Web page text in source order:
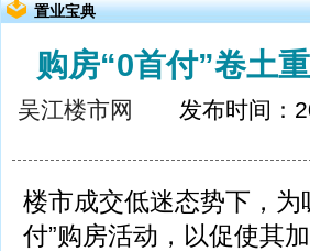
置业宝典
购房“0首付”卷土
吴江楼市网
发布时间：
楼市成交低迷态势下，
付”购房活动，以促使其